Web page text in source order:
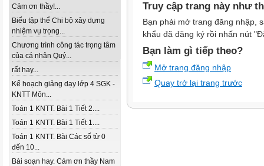
Cảm ơn thầy!...
Biểu tập thể Chi bộ xây dựng
nhiệm vụ trọng...
Chương trình công tác trọng tâm
của cá nhân Quý...
rất hay...
Kế hoạch giảng dạy lớp 4 SGK -
KNTT Môn...
Toán 1 KNTT. Bài 1 Tiết 2....
Toán 1 KNTT. Bài 1 Tiết 1....
Toán 1 KNTT. Bài Các số từ 0
đến 10...
Bài soạn hay. Cảm ơn thầy Nam
Truy cập trang này như
Bạn phải mở trang đăng nhập,
khẩu đã đăng ký rồi nhấn nút
Bạn làm gì tiếp theo?
Mở trang đăng nhập
Quay trở lại trang trước